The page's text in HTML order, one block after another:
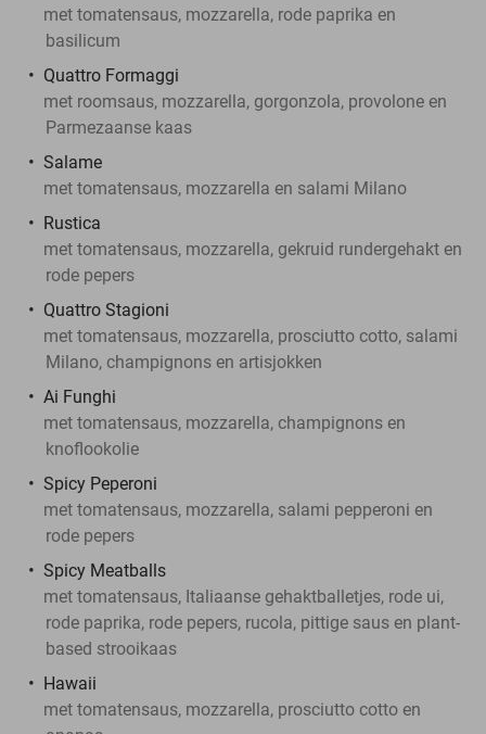
met tomatensaus, mozzarella, rode paprika en
basilicum
Quattro Formaggi
met roomsaus, mozzarella, gorgonzola, provolone en
Parmezaanse kaas
Salame
met tomatensaus, mozzarella en salami Milano
Rustica
met tomatensaus, mozzarella, gekruid rundergehakt en
rode pepers
Quattro Stagioni
met tomatensaus, mozzarella, prosciutto cotto, salami
Milano, champignons en artisjokken
Ai Funghi
met tomatensaus, mozzarella, champignons en
knoflookolie
Spicy Peperoni
met tomatensaus, mozzarella, salami pepperoni en
rode pepers
Spicy Meatballs
met tomatensaus, Italiaanse gehaktballetjes, rode ui,
rode paprika, rode pepers, rucola, pittige saus en plant-
based strooikaas
Hawaii
met tomatensaus, mozzarella, prosciutto cotto en